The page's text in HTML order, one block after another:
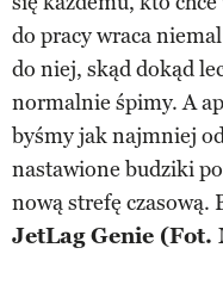
do pracy wraca
do niej, skąd dokąd
normalnie śpimy. A
byśmy jak najmniej
nastawione budziki
nową strefę czasową.
JetLag Genie (Fot.